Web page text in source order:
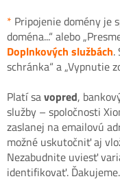
* Pripojenie domény je
doména...“ alebo
Doplnkových službách.
schránka“ a „Vypnutie
Platí savopred,
služby – spoločnosti
zaslanej na emailovú
možné uskutočniť aj
Nezabudnite uviesť
identifikovať. Ďakujeme.